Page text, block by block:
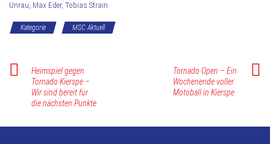
Unrau, Max Eder, Tobias Strain
Kategorie MSC Aktuell
Heimspiel gegen
Tornado Kierspe –
Wir sind bereit für
die nächsten Punkte
Tornado Open – Ein
Wochenende voller
Motoball in Kierspe